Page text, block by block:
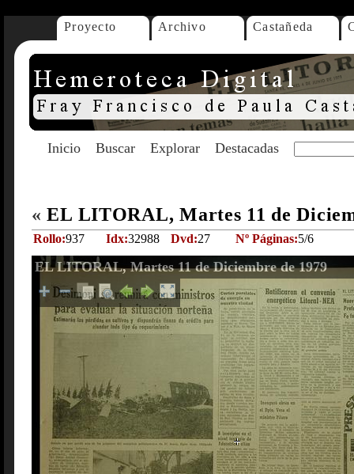
Proyecto Archivo Castañeda
Inicio Buscar Explorar Destacadas
« EL LITORAL, Martes 11 de
Rollo:937 Idx:32988 Dvd:27 Nº Páginas:5/6
EL LITORAL, Martes 11 de Diciembre de 1979